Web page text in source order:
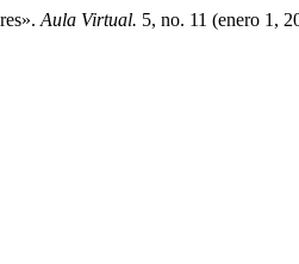
Aula Virtual. 5, no. 11 (enero 1,